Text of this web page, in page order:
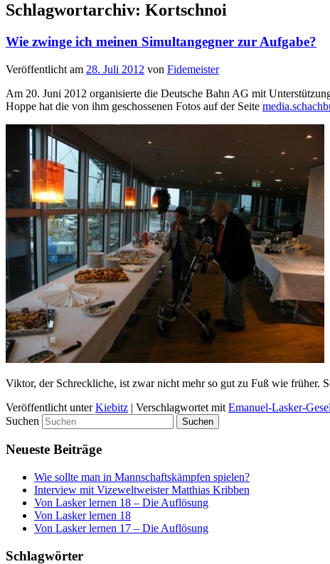
Schlagwortarchiv: Kortschnoi
Wie zwinge ich meinen Simultangegner zur Aufgabe?
Veröffentlicht am 28. Juli 2012 von Fidemeister
Am 20. Juni 2012 organisierte die Deutsche Bahn AG mit
Hoppe hat die von ihm geschossenen Fotos auf der Seite
Viktor, der Schreckliche, ist zwar nicht mehr so gut zu Fuß wie früher.
Veröffentlicht unter Kiebitz | Verschlagwortet mit Emanuel-Lasker-
Suchen
Neueste Beiträge
Wie sollte man in Mannschaftskämpfen spielen?
Interview mit Vizeweltweister Matthias Kribben
Von Lasker lernen 18 – Die Auflösung
Von Lasker lernen 18
Von Lasker lernen 17 – Die Auflösung
Schlagwörter